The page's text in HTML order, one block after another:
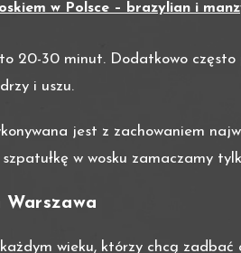
w Polsce – brazylian i
20-30 minut. Dodatkowo
i uszu.
jest z zachowaniem
w wosku zamaczamy
wieku, którzy chcą